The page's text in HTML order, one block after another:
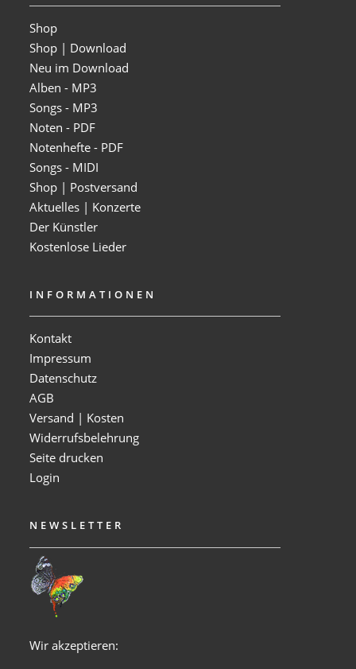
Shop
Shop | Download
Neu im Download
Alben - MP3
Songs - MP3
Noten - PDF
Notenhefte - PDF
Songs - MIDI
Shop | Postversand
Aktuelles | Konzerte
Der Künstler
Kostenlose Lieder
INFORMATIONEN
Kontakt
Impressum
Datenschutz
AGB
Versand | Kosten
Widerrufsbelehrung
Seite drucken
Login
NEWSLETTER
Wir akzeptieren: